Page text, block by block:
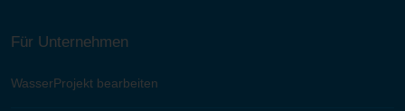
Für Unternehmen
WasserProjekt bearbeiten